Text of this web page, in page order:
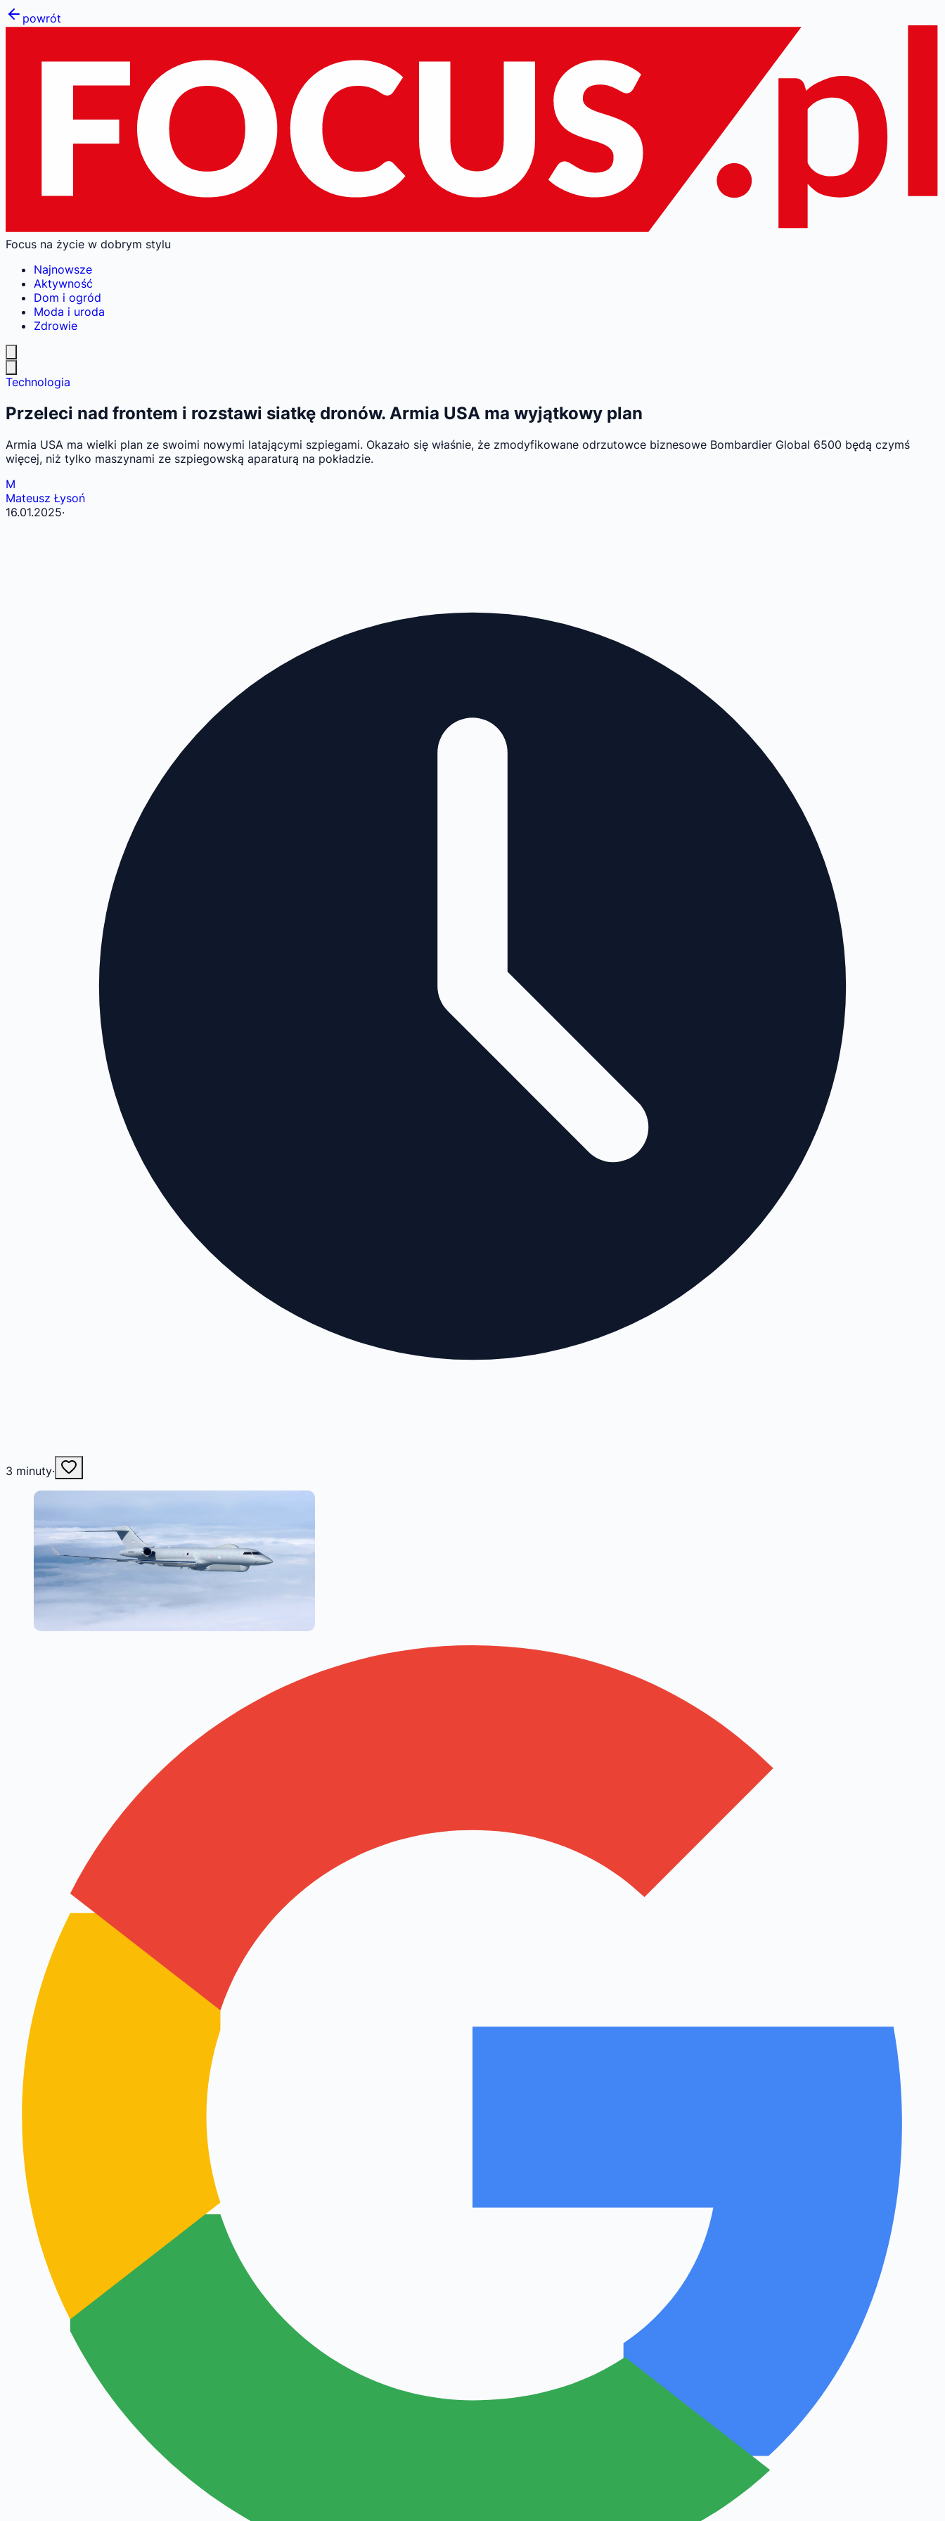
powrót
Focus na życie w dobrym stylu
Najnowsze
Aktywność
Dom i ogród
Moda i uroda
Zdrowie
Technologia
Przeleci nad frontem i rozstawi siatkę dronów. Armia USA ma wyjątkowy plan
Armia USA ma wielki plan ze swoimi nowymi latającymi szpiegami. Okazało się właśnie, że zmodyfikowane odrzutowce biznesowe Bombardier Global 6500 będą czymś
więcej, niż tylko maszynami ze szpiegowską aparaturą na pokładzie.
M
Mateusz Łysoń
16.01.2025·
3 minuty·